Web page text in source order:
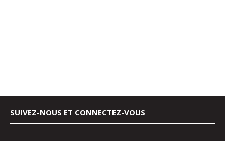
SUIVEZ-NOUS ET CONNECTEZ-VOUS